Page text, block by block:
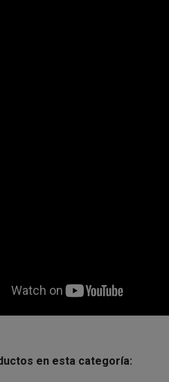
en esta categoría: